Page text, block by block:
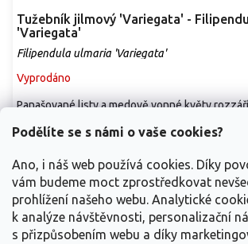
Podělíte se s námi o vaše cookies?
Ano, i náš web používá cookies. Díky
vám budeme moct zprostředkovat
prohlížení našeho webu. Analytické
k analýze návštěvnosti, personalizační
s přizpůsobením webu a díky
Tužebník jilmový 'Variegata' -
'Variegata'
Filipendula ulmaria 'Variegata'
Vyprodáno
Detail
Panašované listy a medově vonné květy